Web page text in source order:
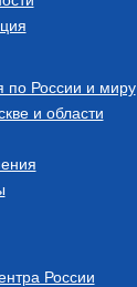
России и миру
и области
России